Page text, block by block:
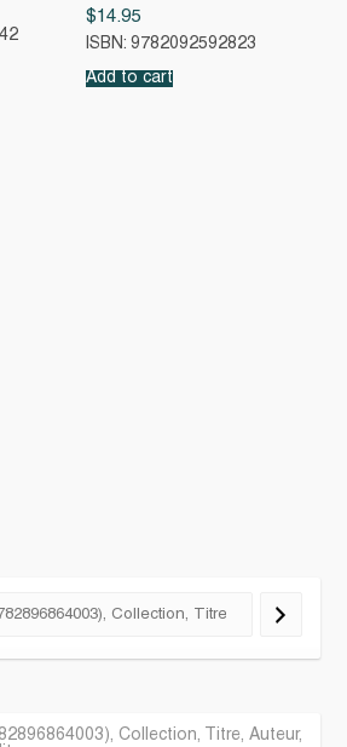
$14.95
ISBN: 9782092592823
Add to cart
Collection, Titre, Auteur,